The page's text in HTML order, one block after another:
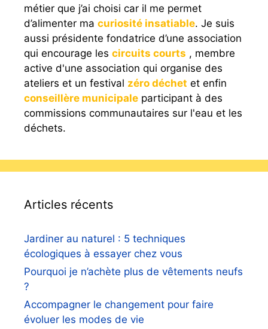
métier que j’ai choisi car il me permet
d’alimenter ma curiosité insatiable. Je suis
aussi présidente fondatrice d’une association
qui encourage les circuits courts , membre
active d'une association qui organise des
ateliers et un festival zéro déchet et enfin
conseillère municipale participant à des
commissions communautaires sur l'eau et les
déchets.
Articles récents
Jardiner au naturel : 5 techniques
écologiques à essayer chez vous
Pourquoi je n’achète plus de vêtements neufs
?
Accompagner le changement pour faire
évoluer les modes de vie